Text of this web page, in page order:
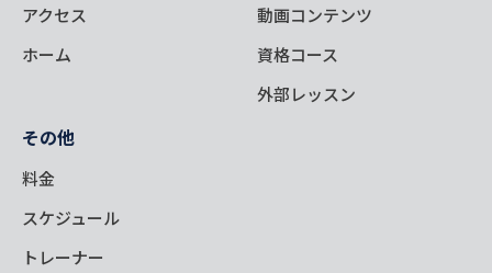
アクセス
ホーム
動画コンテンツ
資格コース
外部レッスン
その他
料金
スケジュール
トレーナー